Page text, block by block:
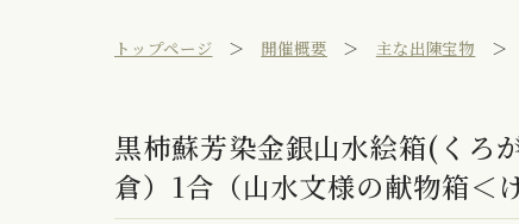
トップページ 開催概要 主な出陳宝物
黒柿蘇芳染金銀山水絵箱(く
倉）1合（山水文様の献物箱＜